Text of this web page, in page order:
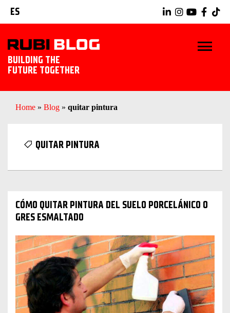
ES
BUILDING THE
FUTURE TOGETHER
INICIO
EXPLORAR RUBI
Home » Blog » quitar pintura
QUITAR PINTURA
CÓMO QUITAR PINTURA DEL SUELO PORCELÁNICO O
GRES ESMALTADO